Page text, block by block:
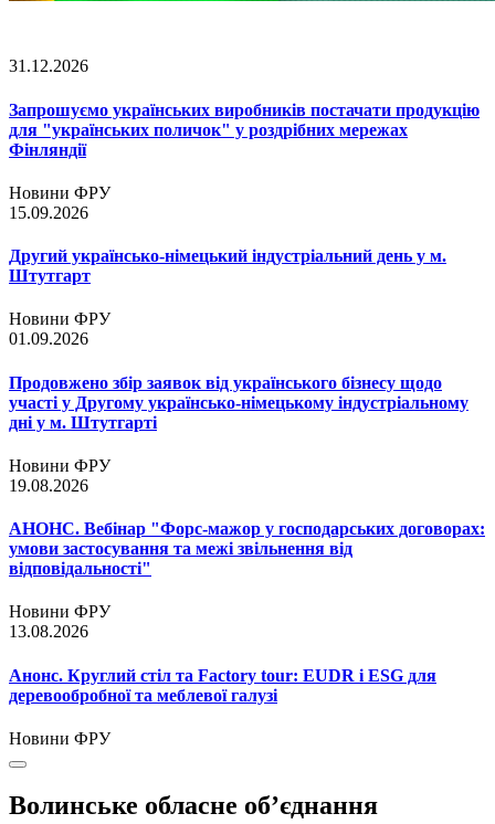
31.12.2026
Запрошуємо українських виробників постачати продукцію
для "українських поличок" у роздрібних мережах
Фінляндії
Новини ФРУ
15.09.2026
Другий українсько-німецький індустріальний день у м.
Штутгарт
Новини ФРУ
01.09.2026
Продовжено збір заявок від українського бізнесу щодо
участі у Другому українсько-німецькому індустріальному
дні у м. Штутгарті
Новини ФРУ
19.08.2026
АНОНС. Вебінар "Форс-мажор у господарських договорах:
умови застосування та межі звільнення від
відповідальності"
Новини ФРУ
13.08.2026
Анонс. Круглий стіл та Factory tour: EUDR і ESG для
деревообробної та меблевої галузі
Новини ФРУ
Волинське обласне об’єднання